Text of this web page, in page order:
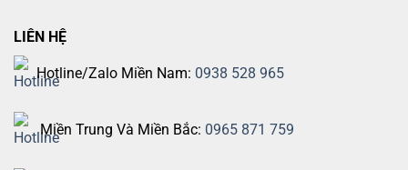
LIÊN HỆ
Hotline/Zalo Miền Nam: 0938 528 965
Miền Trung Và Miền Bắc: 0965 871 759